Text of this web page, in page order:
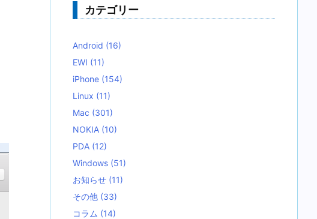
カテゴリー
Android (16)
EWI (11)
iPhone (154)
Linux (11)
Mac (301)
NOKIA (10)
PDA (12)
Windows (51)
お知らせ (11)
その他 (33)
コラム (14)